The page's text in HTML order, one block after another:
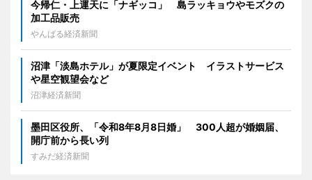
今帰仁・上運天に「ナギッコ」 島ラッキョウやモズクの
加工品販売
やんばる経済新聞
沼津「淡島ホテル」が夏限定イベント イラストサービス
や星空観望会など
沼津経済新聞
墨田区役所、「令和8年8月8日婚」 300人超が婚姻届、
開庁前から長い列
すみだ経済新聞